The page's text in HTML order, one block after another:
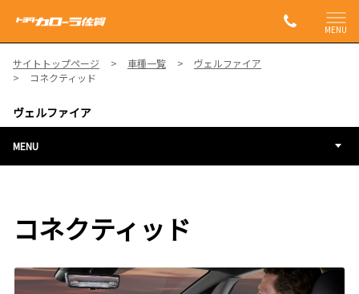
MENU
サイトトップページ 車種一覧
ヴェルファイア
コネクティッド
ヴェルファイア
MENU
コネクティッド